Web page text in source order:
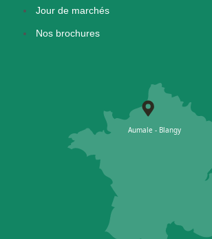
Jour de marchés
Nos brochures